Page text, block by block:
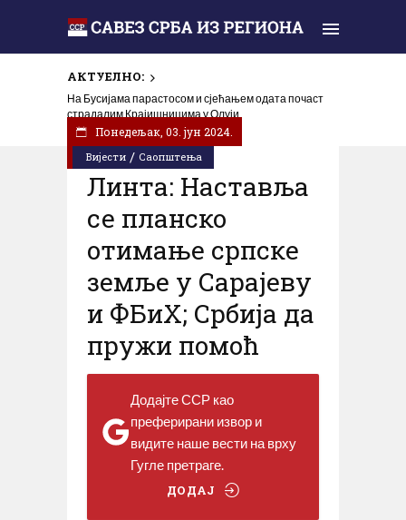
АКТУЕЛНО:
На Бусијама парастосом и сјећањем одата почаст
страдалим Крајишницима у Олуји
Вијести / Саопштења
Понедељак, 03. јун 2024.
Линта: Наставља
се планско
отимање српске
земље у Сарајеву
и ФБиХ; Србија да
пружи помоћ
Додајте ССР као
преферирани извор и
видите наше вести на врху
Гугле претраге.
ДОДАЈ